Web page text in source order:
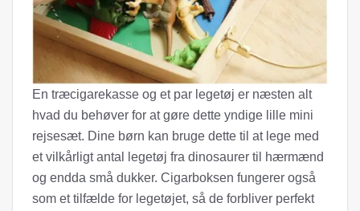
En træcigarekasse og et par legetøj er næsten alt
hvad du behøver for at gøre dette yndige lille mini
rejsesæt. Dine børn kan bruge dette til at lege med
et vilkårligt antal legetøj fra dinosaurer til hærmænd
og endda små dukker. Cigarboksen fungerer også
som et tilfælde for legetøjet, så de forbliver perfekt